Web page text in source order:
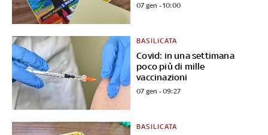
07 gen - 10:00
Covid: in una settimana
poco più di mille
vaccinazioni
BASILICATA
07 gen - 09:27
BASILICATA